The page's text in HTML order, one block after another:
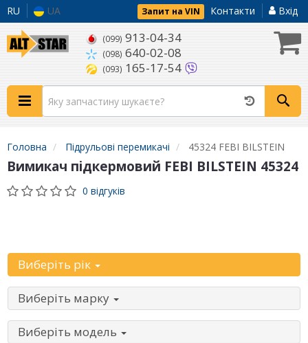
RU UA Запит на VIN Контакти Вхід
(099) 913-04-34
(098) 640-02-08
(093) 165-17-54
Головна Підрульові перемикачі 45324 FEBI BILSTEIN
Вимикач підкермовий FEBI BILSTEIN 45324
0 відгуків
Виберіть рік
Виберіть марку
Виберіть модель